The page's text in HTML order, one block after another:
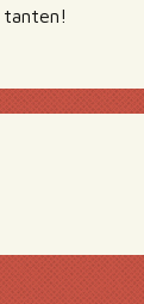
tanten!